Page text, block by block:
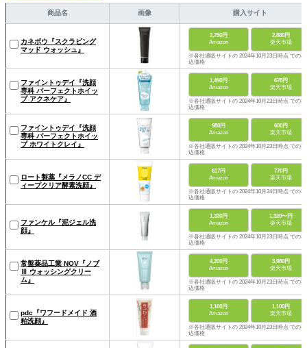
商品名 画像 購入サイト
カネボウ『スクラビング
マッド ウォッシュ』
2,750円
Amazon
2,880円
楽天市場
※各社通販サイトの 2024年10月23日時点 での税
込価格
ファイントゥデイ『洗顔
専科 パーフェクトホイッ
プ アクネケア』
1,490円
Amazon
678円
楽天市場
※各社通販サイトの 2024年10月23日時点 での税
込価格
ファイントゥデイ『洗顔
専科 パーフェクトホイッ
プ ホワイトクレイ』
980円
Amazon
600円
楽天市場
※各社通販サイトの 2024年10月23日時点 での税
込価格
ロート製薬『メラノCC デ
ィープクリア酵素洗顔』
617円
Amazon
770円
楽天市場
※各社通販サイトの 2024年10月24日時点 での税
込価格
ファンケル『泥ジェル洗
顔』
1,320円
Amazon
1,320〜円
楽天市場
※各社通販サイトの 2024年10月23日時点 での税
込価格
常盤薬品工業 NOV『ノブ
Ⅲ ウォッシングクリー
ム』
4,200円
Amazon
3,980円
楽天市場
※各社通販サイトの 2024年10月23日時点 での税
込価格
pdc『ワフードメイド 酒
粕洗顔』
1,100円
Amazon
1,100円
楽天市場
※各社通販サイトの 2024年10月23日時点 での税
込価格